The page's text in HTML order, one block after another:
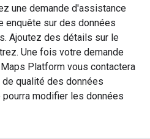
une demande d'assistance
enquête sur des données
Ajoutez des détails sur le
Une fois votre demande
Platform vous contactera
qualité des données
modifier les données